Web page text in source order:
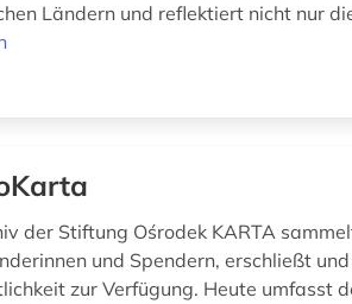
Ländern und reflektiert nicht nur
der Stiftung Ośrodek KARTA
und Spendern, erschließt
zur Verfügung. Heute umfasst